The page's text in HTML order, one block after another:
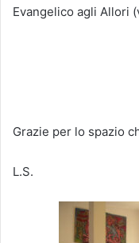
Evangelico agli Allori
Grazie per lo spazio
L.S.